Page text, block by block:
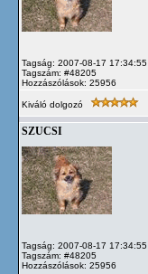
Tagság: 2007-08-17 17:34:55
Tagszám: #48205
Hozzászólások: 25956
Kiváló dolgozó
SZUCSI
Tagság: 2007-08-17 17:34:55
Tagszám: #48205
Hozzászólások: 25956